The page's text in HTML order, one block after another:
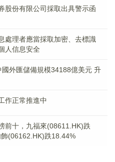
股份有限公司採取出具警示函
處理者應當採取加密、去標識
人信息安全
外匯儲備規模34188億美元 升
作正常推進中
前十，九福來(08611.HK)跌
(06162.HK)跌18.44%